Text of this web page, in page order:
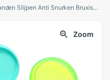
Mouth Guard Stop Valse Tanden Slijpen Anti Snurken Bruxisme Met Case Opbergdoos Slaap Steun Elimineert Snurken
Zoom